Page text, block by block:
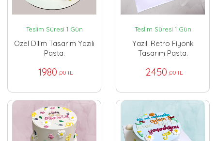
Teslim Süresi 1 Gün
Özel Dilim Tasarım Yazılı
Pasta.
1980 ,00 TL
Teslim Süresi 1 Gün
Yazılı Retro Fiyonk
Tasarım Pasta.
2450 ,00 TL